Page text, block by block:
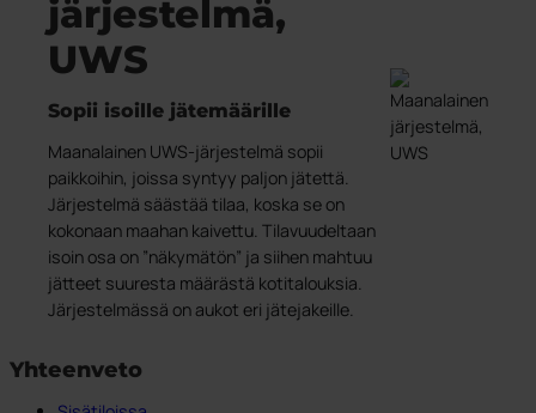
Jäteastiat
Pohjasta tyhjennettävät säiliöt
Astiatalli astiat ulkotiloihin
Vaarallinen jäte
Tarrat
Bio Select
Duo Select
Quattro Select
Pohjasta tyhjennettävät säiliöt
UWS
Astiatalli astiat ulkotiloihin
Julkiset tilat
PWS tukee Rynkebytä
Kehitetty Pohjoismaissa
Sertifioinnit, laatu ja ergonomia
Palvelut
Astioiden käsittely
Ympäristötalouden strategia
Huolto ja korjaukset
Kestävä kehitys
Kiertotalous PWS:llä
Jätteestä Resurssiksi
Astioiden kierrätys
PWS kantaa vastuuta ympäristöstä
Kestävyysraportti
Yhteystiedot
järjestelmä,
UWS
Sopii isoille jätemäärille
Maanalainen UWS-järjestelmä sopii
paikkoihin, joissa syntyy paljon jätettä.
Järjestelmä säästää tilaa, koska se on
kokonaan maahan kaivettu. Tilavuudeltaan
isoin osa on ”näkymätön” ja siihen mahtuu
jätteet suuresta määrästä kotitalouksia.
Järjestelmässä on aukot eri jätejakeille.
Yhteenveto